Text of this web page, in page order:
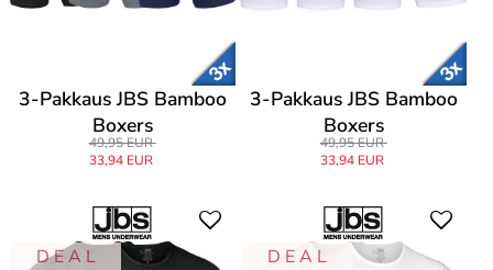
3-Pakkaus JBS Bamboo
Boxers
49,95 EUR
33,94 EUR
3-Pakkaus JBS Bamboo
Boxers
49,95 EUR
33,94 EUR
D E A L D E A L